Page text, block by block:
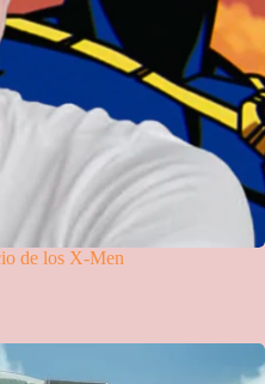
de los X-Men